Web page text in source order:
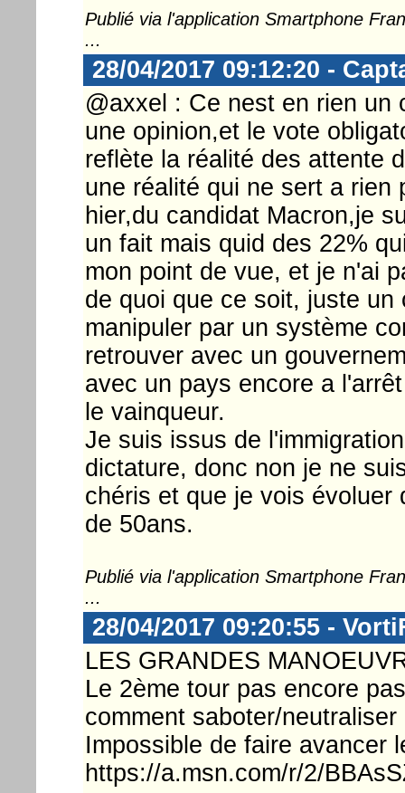
Publié via l'application Smartphone
...
28/04/2017 09:12:20 -
@axxel : Ce nest en rien un
une opinion,et le vote
reflète la réalité des attente
une réalité qui ne sert a rien
hier,du candidat Macron,je
un fait mais quid des 22%
mon point de vue, et je n'ai
de quoi que ce soit, juste
manipuler par un système
retrouver avec un
avec un pays encore a
le vainqueur.
Je suis issus de
dictature, donc non je ne
chéris et que je vois évoluer
de 50ans.
Publié via l'application Smartphone
...
28/04/2017 09:20:55 -
LES GRANDES
Le 2ème tour pas encore
comment saboter/
Impossible de faire avancer
https://a.msn.com/r/2/